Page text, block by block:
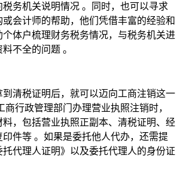
税务机关说明情况 。同时，也可以寻求
会计师的帮助，他们凭借丰富的经验和
体户梳理财务税务情况，与税务机关进
不全的问题 。
到清税证明后，就可以迈向工商注销这一
商行政管理部门办理营业执照注销时，
，包括营业执照正副本、清税证明、经
件等 。如果是委托他人代办，还需提
代理人证明》以及委托代理人的身份证